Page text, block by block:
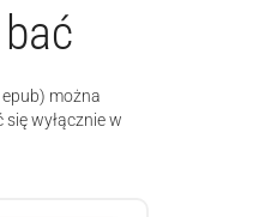
można
wyłącznie w